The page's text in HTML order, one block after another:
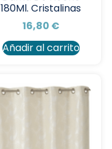
180Ml. Cristalinas
16,80 €
Añadir al carrito